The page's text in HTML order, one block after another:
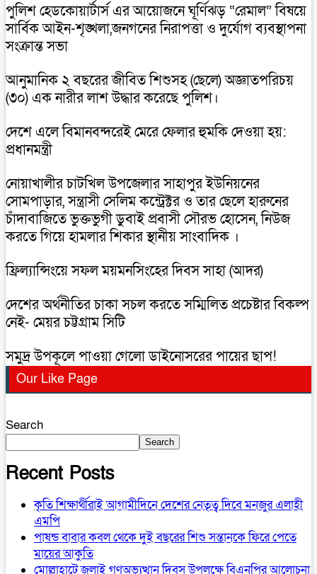
পুলিশ হেডকোয়ার্টার্স এর আয়োজনে ঘূর্ণিঝড় “রেমাল” বিষয়ে
সার্বিক আইন-শৃঙ্খলা,জনগনের নিরাপত্তা ও দুর্যোগ ব্যবস্থাপনা
সংক্রান্ত সভা
আনুমানিক ২ বছরের জীবিত শিশুসহ (ছেলে) অজ্ঞাতপরিচয়
(৩০) এক নারীর লাশ উদ্ধার করেছে পুলিশ।
দেশে এলে বিমানবন্দরেই মেরে ফেলার হুমকি দেওয়া হয়:
প্রধানমন্ত্রী
নোয়াখালীর চাটখিল উপজেলার সাহাপুর ইউনিয়নের
সোমপাড়ার, সন্ত্রাসী সেলিম কন্ট্রেক্টর ও তার ছেলে হারুনের
চাঁদাবাজিতে ভুক্তভুগী ডুবাই প্রবাসী সৌরভ হোসেন, নিউজ
করতে গিয়ে হামলার শিকার স্থানীয় সাংবাদিক ।
ফ্রিল্যান্সিংয়ে সফল ময়মনসিংহের দিবস সাহা (আদর)
দেশের অর্থনীতির চাকা সচল করতে সম্মিলিত প্রচেষ্টার বিকল্প
নেই- মেয়র চট্টগ্রাম সিটি
সমুদ্র উপকূলে পাওয়া গেলো ডাইনোসরের পায়ের ছাপ!
Our Like Page
Search
Search
Recent Posts
কৃতি শিক্ষার্থীরাই আগামীদিনে দেশের নেতৃত্ব দিবে মনজুর এলাহী
এমপি
পাষন্ড বাবার কবল থেকে দুই বছরের শিশু সন্তানকে ফিরে পেতে
মায়ের আকুতি
মোল্লাহাটে জুলাই গণঅভ্যুত্থান দিবস উপলক্ষে বিএনপির আলোচনা